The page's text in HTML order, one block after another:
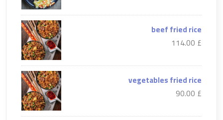
beef fried rice
£ 114.00
vegetables fried rice
£ 90.00